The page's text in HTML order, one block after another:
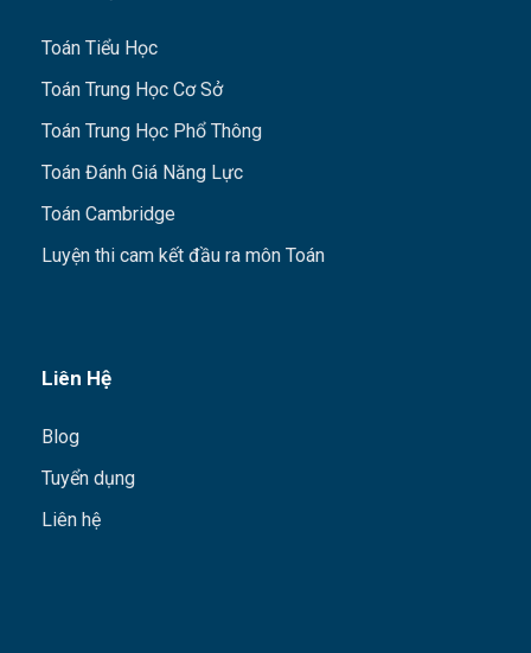
Toán Tiểu Học
Toán Trung Học Cơ Sở
Toán Trung Học Phổ Thông
Toán Đánh Giá Năng Lực
Toán Cambridge
Luyện thi cam kết đầu ra môn Toán
Liên Hệ
Blog
Tuyển dụng
Liên hệ